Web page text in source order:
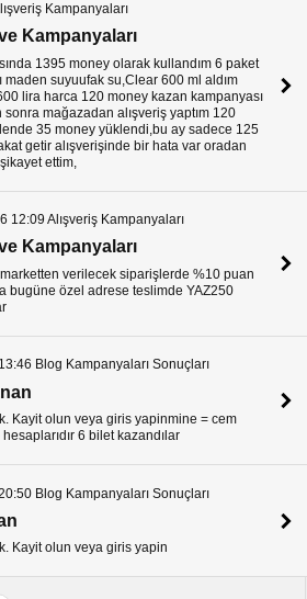
Kampanyaları
Kampanyaları
1395 money olarak kullandım 6 paket
maden suyuufak su,Clear 600 ml aldım
lira harca 120 money kazan kampanyası
mağazadan alışveriş yaptım 120
35 money yüklendi,bu ay sadece 125
getir alışverişinde bir hata var oradan
ettim,
12:09 Alışveriş Kampanyaları
Kampanyaları
verilecek siparişlerde %10 puan
bugüne özel adrese teslimde YAZ250
Blog Kampanyaları Sonuçları
Kayit olun veya giris yapinmine = cem
6 bilet kazandılar
Blog Kampanyaları Sonuçları
Kayit olun veya giris yapin